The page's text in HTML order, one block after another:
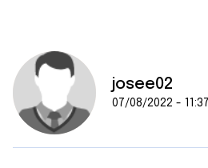
josee02
07/08/2022 - 11:37